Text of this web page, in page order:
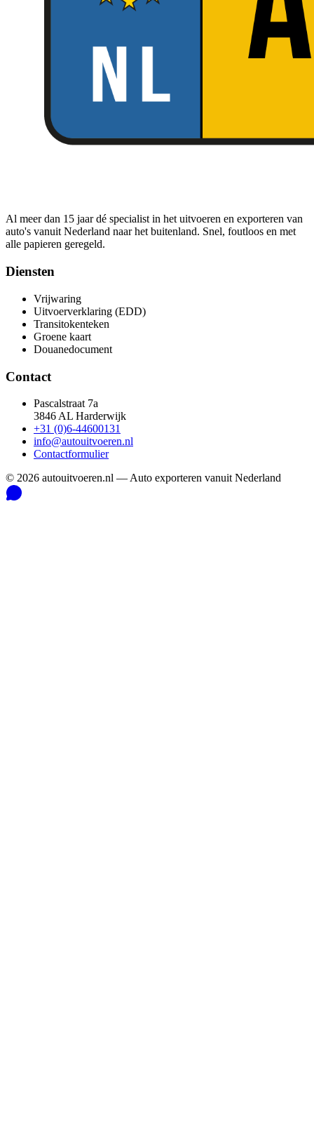
Al meer dan 15 jaar dé specialist in het uitvoeren en exporteren van
auto's vanuit Nederland naar het buitenland. Snel, foutloos en met
alle papieren geregeld.
Diensten
Vrijwaring
Uitvoerverklaring (EDD)
Transitokenteken
Groene kaart
Douanedocument
Contact
Pascalstraat 7a
3846 AL Harderwijk
+31 (0)6-44600131
info@autouitvoeren.nl
Contactformulier
© 2026 autouitvoeren.nl — Auto exporteren vanuit Nederland